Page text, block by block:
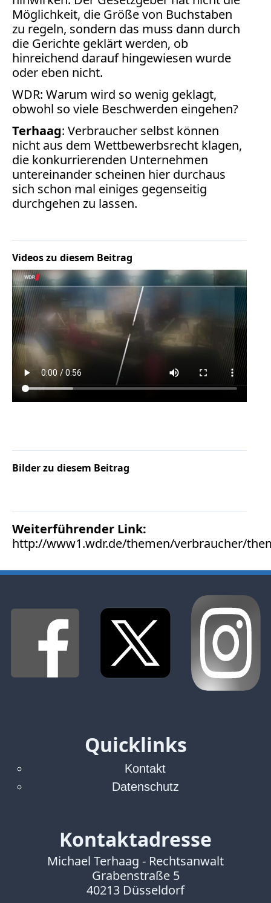
Möglichkeit, die Größe von Buchstaben
zu regeln, sondern das muss dann durch
die Gerichte geklärt werden, ob
hinreichend darauf hingewiesen wurde
oder eben nicht.
WDR: Warum wird so wenig geklagt,
obwohl so viele Beschwerden eingehen?
Terhaag: Verbraucher selbst können
nicht aus dem Wettbewerbsrecht klagen,
die konkurrierenden Unternehmen
untereinander scheinen hier durchaus
sich schon mal einiges gegenseitig
durchgehen zu lassen.
Videos zu diesem Beitrag
Bilder zu diesem Beitrag
Weiterführender Link:
http://www1.wdr.de/themen/verbraucher/
Quicklinks
Kontakt
Datenschutz
Kontaktadresse
Michael Terhaag - Rechtsanwalt
Grabenstraße 5
40213 Düsseldorf